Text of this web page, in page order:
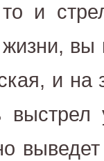
и
и на
выстрел